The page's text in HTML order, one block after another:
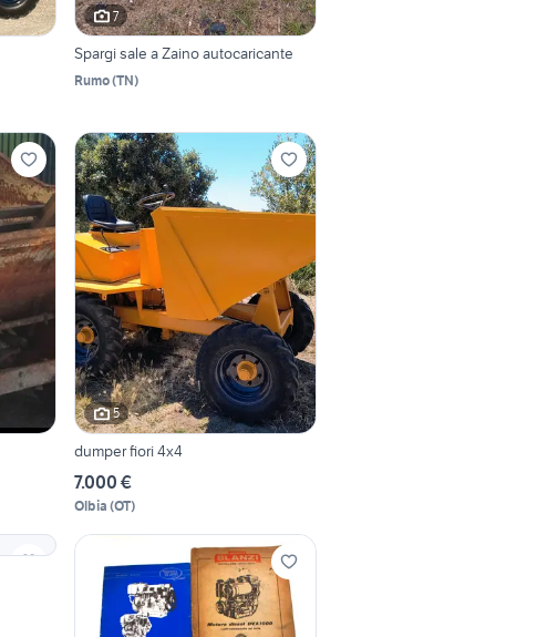
7
Spargi sale a Zaino autocaricante
Rumo(TN)
5
dumper fiori 4x4
7.000 €
Olbia (OT)